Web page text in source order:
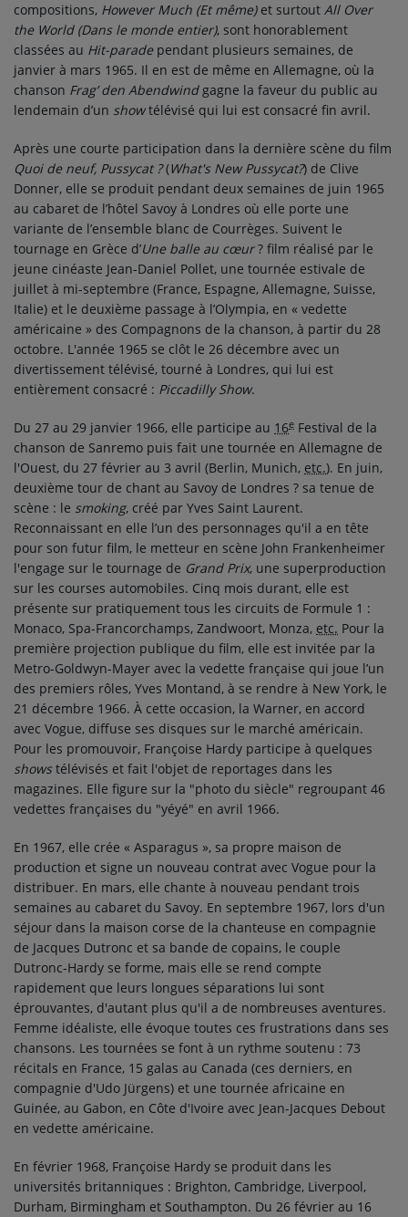
compositions, However Much (Et même)et surtout All Over
the World (Dans le monde entier), sont honorablement
classées au Hit-paradependant plusieurs semaines, de
janvier à mars 1965. Il en est de même en Allemagne, où la
chanson Frag’ den Abendwindgagne la faveur du public au
lendemain d’un showtélévisé qui lui est consacré fin avril.
Après une courte participation dans la dernière scène du film
Quoi de neuf, Pussycat ?(What's New Pussycat?) de Clive
Donner, elle se produit pendant deux semaines de juin 1965
au cabaret de l’hôtel Savoy à Londres où elle porte une
variante de l’ensemble blanc de Courrèges. Suivent le
tournage en Grèce d’Une balle au cœur? film réalisé par le
jeune cinéaste Jean-Daniel Pollet, une tournée estivale de
juillet à mi-septembre (France, Espagne, Allemagne, Suisse,
Italie) et le deuxième passage à l’Olympia, en « vedette
américaine » des Compagnons de la chanson, à partir du 28
octobre. L'année 1965 se clôt le 26 décembre avec un
divertissement télévisé, tourné à Londres, qui lui est
entièrement consacré : Piccadilly Show.
Du 27 au 29 janvier 1966, elle participe au 16e Festival de la
chanson de Sanremo puis fait une tournée en Allemagne de
l'Ouest, du 27 février au 3 avril (Berlin, Munich, etc.). En juin,
deuxième tour de chant au Savoy de Londres ? sa tenue de
scène : le smoking, créé par Yves Saint Laurent.
Reconnaissant en elle l’un des personnages qu'il a en tête
pour son futur film, le metteur en scène John Frankenheimer
l'engage sur le tournage de Grand Prix, une superproduction
sur les courses automobiles. Cinq mois durant, elle est
présente sur pratiquement tous les circuits de Formule 1 :
Monaco, Spa-Francorchamps, Zandwoort, Monza, etc. Pour la
première projection publique du film, elle est invitée par la
Metro-Goldwyn-Mayer avec la vedette française qui joue l’un
des premiers rôles, Yves Montand, à se rendre à New York, le
21 décembre 1966. À cette occasion, la Warner, en accord
avec Vogue, diffuse ses disques sur le marché américain.
Pour les promouvoir, Françoise Hardy participe à quelques
showstélévisés et fait l'objet de reportages dans les
magazines. Elle figure sur la "photo du siècle" regroupant 46
vedettes françaises du "yéyé" en avril 1966.
En 1967, elle crée « Asparagus », sa propre maison de
production et signe un nouveau contrat avec Vogue pour la
distribuer. En mars, elle chante à nouveau pendant trois
semaines au cabaret du Savoy. En septembre 1967, lors d'un
séjour dans la maison corse de la chanteuse en compagnie
de Jacques Dutronc et sa bande de copains, le couple
Dutronc-Hardy se forme, mais elle se rend compte
rapidement que leurs longues séparations lui sont
éprouvantes, d'autant plus qu'il a de nombreuses aventures.
Femme idéaliste, elle évoque toutes ces frustrations dans ses
chansons. Les tournées se font à un rythme soutenu : 73
récitals en France, 15 galas au Canada (ces derniers, en
compagnie d'Udo Jürgens) et une tournée africaine en
Guinée, au Gabon, en Côte d'Ivoire avec Jean-Jacques Debout
en vedette américaine.
En février 1968, Françoise Hardy se produit dans les
universités britanniques : Brighton, Cambridge, Liverpool,
Durham, Birmingham et Southampton. Du 26 février au 16